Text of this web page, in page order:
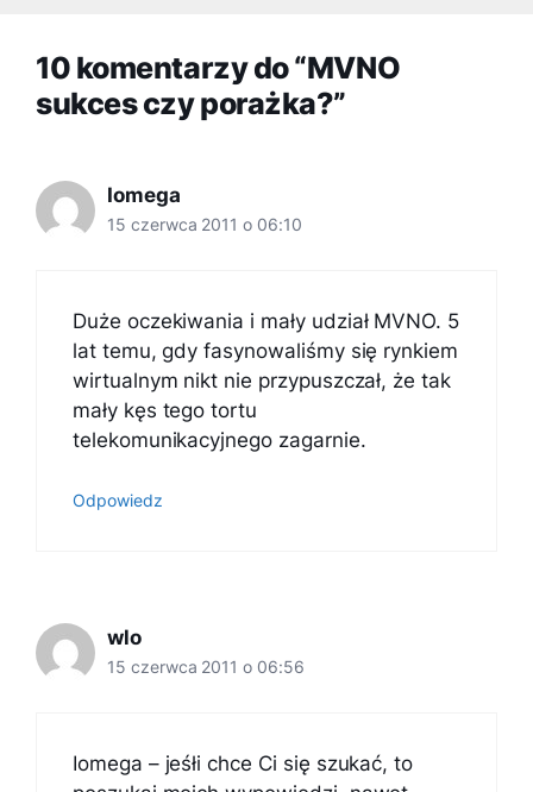
10 komentarzy do “MVNO
sukces czy porażka?”
Iomega
15 czerwca 2011 o 06:10
Duże oczekiwania i mały udział MVNO. 5
lat temu, gdy fasynowaliśmy się rynkiem
wirtualnym nikt nie przypuszczał, że tak
mały kęs tego tortu
telekomunikacyjnego zagarnie.
Odpowiedz
wlo
15 czerwca 2011 o 06:56
Iomega – jeśłi chce Ci się szukać, to